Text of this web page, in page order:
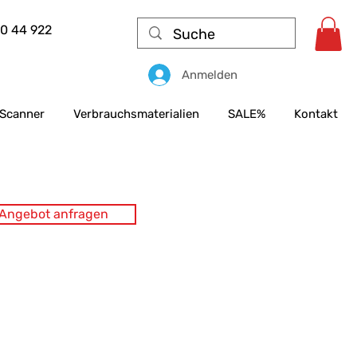
44 922
Anmelden
Scanner Verbrauchsmaterialien SALE% Kontakt
anfragen